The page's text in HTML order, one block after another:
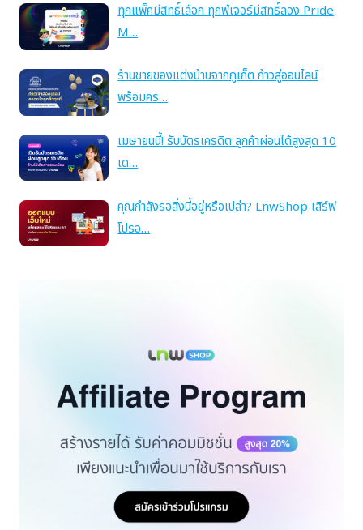
ทุกแพ็คมีสิทธิ์เลือก ทุกฟีเจอร์มีสิทธิ์ลอง Pride
M…
ร้านขายของแต่งบ้านจากภูเก็ต ก้าวสู่ออนไลน์
พร้อมคร…
เมษายนนี้! รับบัตรเครดิต ลูกค้าผ่อนได้สูงสุด 10
เด…
คุณกำลังรอสิ่งนี้อยู่หรือเปล่า? LnwShop เสิร์ฟ
โปรอ…